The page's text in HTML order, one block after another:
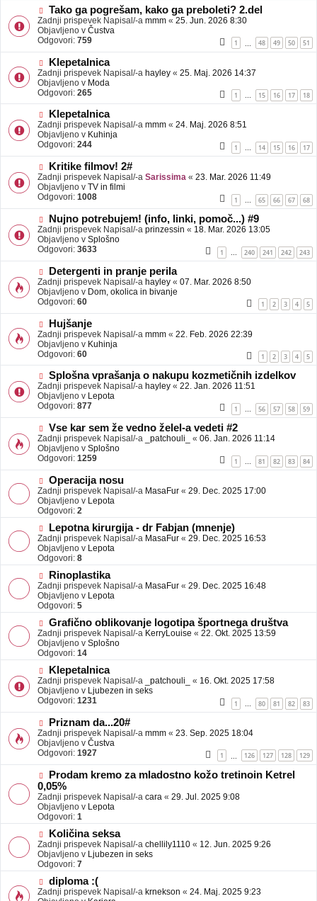
b
a
v
e
N
o
v
e
o
b
a
v
e
Tako ga pogrešam, kako ga preboleti? 2.del
Zadnji prispevek Napisal/-a mmm « 25. Jun. 2026 8:30
Objavljeno v Čustva
Odgovori: 759 1 48 49 50 51
N
o
v
e
o
b
a
v
e
Klepetalnica
Zadnji prispevek Napisal/-a hayley « 25. Maj. 2026 14:37
Objavljeno v Moda
Odgovori: 265 1 … 15 16 17 18
N
o
v
e
b
a
v
e
Klepetalnica
Zadnji prispevek Napisal/-a mmm « 24. Maj. 2026 8:51
Objavljeno v Kuhinja
Odgovori: 244 1 … 14 15 16 17
N
o
v
e
b
a
v
e
Kritike filmov! 2#
Zadnji prispevek Napisal/-a Sarissima « 23. Mar. 2026 11:49
Objavljeno v TV in filmi
Odgovori: 1008 1 … 65 66 67 68
N
o
v
e
b
a
v
e
Nujno potrebujem! (info, linki, pomoč...) #9
Zadnji prispevek Napisal/-a prinzessin « 18. Mar. 2026 13:05
Objavljeno v Splošno
Odgovori: 3633 1 240 241 242 243
N
o
v
e
o
b
a
v
e
Detergenti in pranje perila
Zadnji prispevek Napisal/-a hayley « 07. Mar. 2026 8:50
Objavljeno v Dom, okolica in bivanje
Odgovori: 60 1 2 3 4 5
N
o
v
e
o
b
a
v
e
Hujšanje
Zadnji prispevek Napisal/-a mmm « 22. Feb. 2026 22:39
Objavljeno v Kuhinja
Odgovori: 60 1 2 3 4 5
N
o
v
e
b
a
v
e
Splošna vprašanja o nakupu kozmetičnih izdelkov
Zadnji prispevek Napisal/-a hayley « 22. Jan. 2026 11:51
Objavljeno v Lepota
Odgovori: 877 1 … 56 57 58 59
N
o
v
e
b
a
v
e
Vse kar sem že vedno želel-a vedeti #2
Zadnji prispevek Napisal/-a _patchouli_ « 06. Jan. 2026 11:14
Objavljeno v Splošno
Odgovori: 1259 1 81 82 83 84
N
o
v
e
o
j
a
v
e
Operacija nosu
Zadnji prispevek Napisal/-a MasaFur « 29. Dec. 2025 17:00
Objavljeno v Lepota
Odgovori: 2
N
o
v
e
o
j
a
v
e
Lepotna kirurgija - dr Fabjan (mnenje)
Zadnji prispevek Napisal/-a MasaFur « 29. Dec. 2025 16:53
Objavljeno v Lepota
Odgovori: 8
N
o
v
e
o
b
j
a
v
e
Rinoplastika
Zadnji prispevek Napisal/-a MasaFur « 29. Dec. 2025 16:48
Objavljeno v Lepota
Odgovori: 5
N
o
v
e
o
j
a
v
e
Grafično oblikovanje logotipa športnega društva
Zadnji prispevek Napisal/-a KerryLouise « 22. Okt. 2025 13:59
Objavljeno v Splošno
Odgovori: 14
N
o
v
e
b
a
v
e
Klepetalnica
Zadnji prispevek Napisal/-a _patchouli_ « 16. Okt. 2025 17:58
Objavljeno v Ljubezen in seks
Odgovori: 1231 1 80 81 82 83
N
o
v
e
o
b
j
a
v
e
Priznam da...20#
Zadnji prispevek Napisal/-a mmm « 23. Sep. 2025 18:04
Objavljeno v Čustva
Odgovori: 1927 1 126 127 128 129
N
o
v
e
o
b
a
v
e
Prodam kremo za mladostno kožo tretinoin Ketrel
0,05%
Zadnji prispevek Napisal/-a cara « 29. Jul. 2025 9:08
Objavljeno v Lepota
Odgovori: 1
N
o
v
e
o
b
j
Količina seksa
Zadnji prispevek Napisal/-a chellily1110 « 12. Jun. 2025 9:26
Objavljeno v Ljubezen in seks
Odgovori: 7
N
o
diploma :(
Zadnji prispevek Napisal/-a krnekson « 24. Maj. 2025 9:23